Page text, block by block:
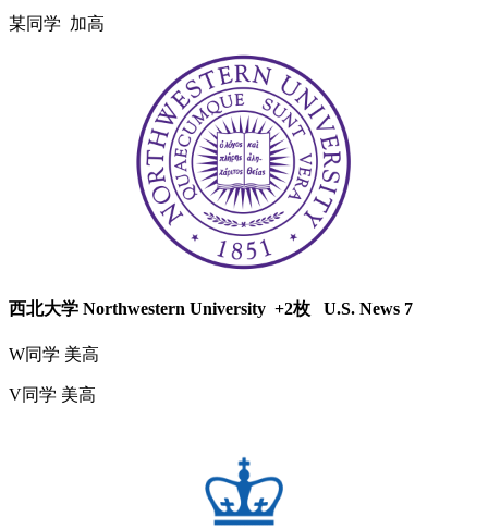
某同学 加高
西北大学 Northwestern University +2枚 U.S. News 7
W同学 美高
V同学 美高